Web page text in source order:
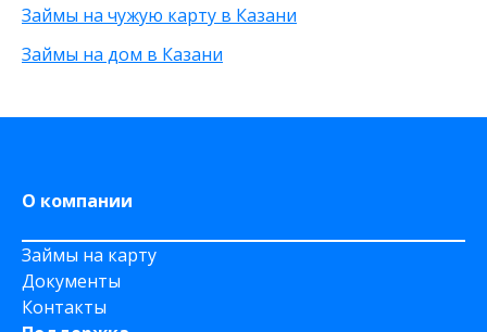
На карту Моментум
Не выходя из дома
Займы на чужую карту в Казани
Займы на дом в Казани
О компании
Займы на карту
Документы
Контакты